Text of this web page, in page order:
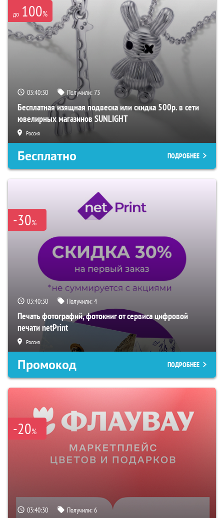
до 100%
03:40:29 Получили:73
Бесплатная изящная подвеска или скидка 500р. в сети
ювелирных магазинов SUNLIGHT
Россия
Бесплатно ПОДРОБНЕЕ
-30%
03:40:29 Получили:4
Печать фотографий, фотокниг от сервиса цифровой
печати netPrint
Россия
Промокод ПОДРОБНЕЕ
-20%
03:40:29 Получили:6